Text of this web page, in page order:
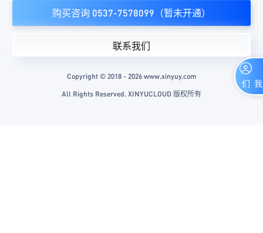
购买咨询 0537-7578099（暂未开通）
联系我们
Copyright © 2018 - 2026 www.xinyuy.com
All Rights Reserved. XINYUCLOUD 版权所有
联系我们